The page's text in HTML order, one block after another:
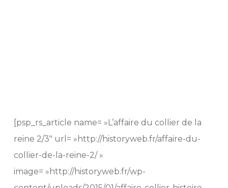
[psp_rs_article name= »L’affaire du collier de la
reine 2/3″ url= »http://historyweb.fr/affaire-du-
collier-de-la-reine-2/ »
image= »http://historyweb.fr/wp-